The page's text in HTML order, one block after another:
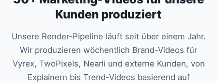
Kunden produziert
Unsere Render-Pipeline läuft seit über einem Jahr.
Wir produzieren wöchentlich Brand-Videos für
Vyrex, TwoPixels, Nearli und externe Kunden, von
Explainern bis Trend-Videos basierend auf